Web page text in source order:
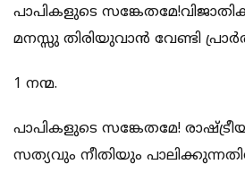
പാപികളുടെ
മനസ്സു തിരിയുവാന്‍ വേണ്ടി
1 നന്മ.
പാപികളുടെ സങ്കേതമേ!
സത്യവും നീതിയും